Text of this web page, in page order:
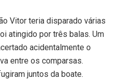
Vitor teria disparado várias
atingido por três balas. Um
acidentalmente o
entre os comparsas.
juntos da boate.